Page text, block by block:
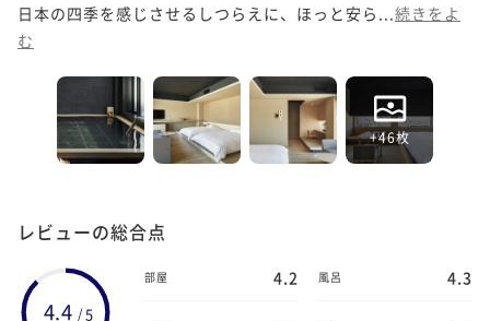
日本の四季を感じさせるしつらえに、ほっと安ら... 続きをよ
む
+46枚
レビューの総合点
4.4 /5
部屋 4.2 風呂 4.3